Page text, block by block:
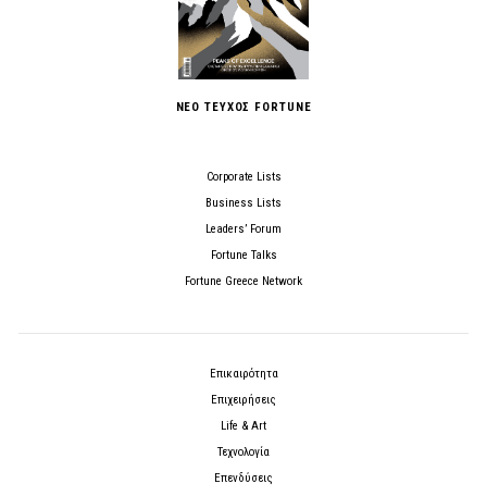
ΝΕΟ ΤΕΥΧΟΣ FORTUNE
Corporate Lists
Business Lists
Leaders’ Forum
Fortune Talks
Fortune Greece Network
Επικαιρότητα
Επιχειρήσεις
Life & Art
Τεχνολογία
Επενδύσεις